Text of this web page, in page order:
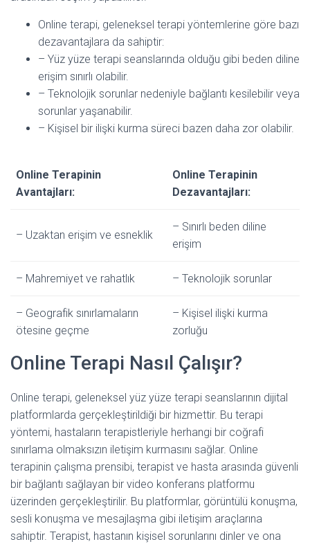
Online terapi, geleneksel terapi yöntemlerine göre bazı
dezavantajlara da sahiptir:
– Yüz yüze terapi seanslarında olduğu gibi beden diline
erişim sınırlı olabilir.
– Teknolojik sorunlar nedeniyle bağlantı kesilebilir veya
sorunlar yaşanabilir.
– Kişisel bir ilişki kurma süreci bazen daha zor olabilir.
Online Terapinin
Avantajları:
Online Terapinin
Dezavantajları:
– Uzaktan erişim ve esneklik
– Sınırlı beden diline
erişim
– Mahremiyet ve rahatlık – Teknolojik sorunlar
– Geografik sınırlamaların
ötesine geçme
– Kişisel ilişki kurma
zorluğu
Online Terapi Nasıl Çalışır?
Online terapi, geleneksel yüz yüze terapi seanslarının dijital
platformlarda gerçekleştirildiği bir hizmettir. Bu terapi
yöntemi, hastaların terapistleriyle herhangi bir coğrafi
sınırlama olmaksızın iletişim kurmasını sağlar. Online
terapinin çalışma prensibi, terapist ve hasta arasında güvenli
bir bağlantı sağlayan bir video konferans platformu
üzerinden gerçekleştirilir. Bu platformlar, görüntülü konuşma,
sesli konuşma ve mesajlaşma gibi iletişim araçlarına
sahiptir. Terapist, hastanın kişisel sorunlarını dinler ve ona